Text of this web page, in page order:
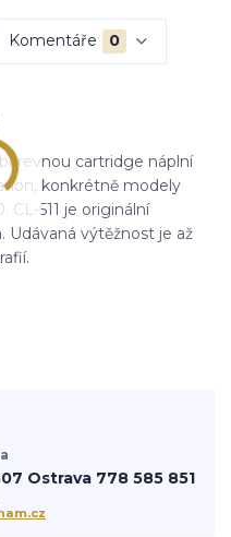
Komentáře 0
cartridge náplní
konkrétně modely
CL-511 je originální
výtěžnost je až
Ostrava 778 585 851